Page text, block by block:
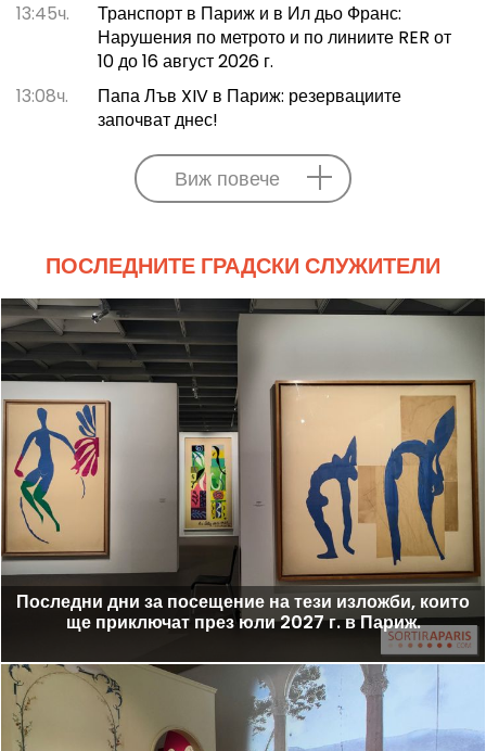
13:45ч.
Транспорт в Париж и в Ил дьо Франс:
Нарушения по метрото и по линиите RER от
10 до 16 август 2026 г.
13:08ч.
Папа Лъв XIV в Париж: резервациите
започват днес!
Виж повече
ПОСЛЕДНИТЕ ГРАДСКИ СЛУЖИТЕЛИ
Последни дни за посещение на тези изложби, които
ще приключат през юли 2027 г. в Париж.